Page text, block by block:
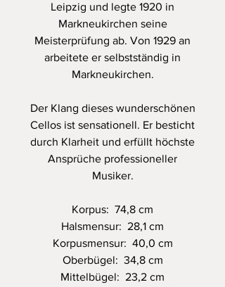
Leipzig und legte 1920 in
Markneukirchen seine
Meisterprüfung ab. Von 1929 an
arbeitete er selbstständig in
Markneukirchen.
Der Klang dieses wunderschönen
Cellos ist sensationell. Er besticht
durch Klarheit und erfüllt höchste
Ansprüche professioneller
Musiker.
Korpus: 74,8 cm
Halsmensur: 28,1 cm
Korpusmensur: 40,0 cm
Oberbügel: 34,8 cm
Mittelbügel: 23,2 cm